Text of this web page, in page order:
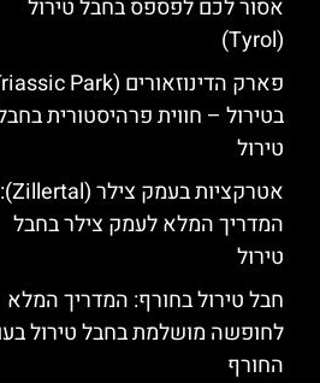
אסור לכם לפספס בחבל טירול
(Tyrol)
בטירול – חווית פרהיסטורית
טירול
אטרקציות בעמק צילר (Zillertal):
המדריך המלא לעמק צילר בחבל
טירול
חבל טירול בחורף: המדריך המלא
לחופשה מושלמת בחבל טירול
החורף